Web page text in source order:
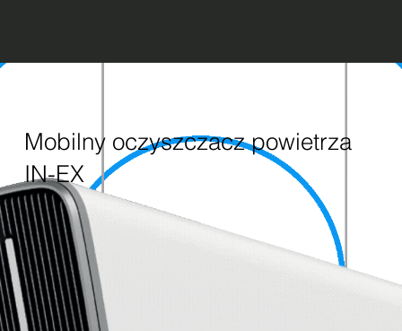
Mobilny oczyszczacz powietrza
IN-EX